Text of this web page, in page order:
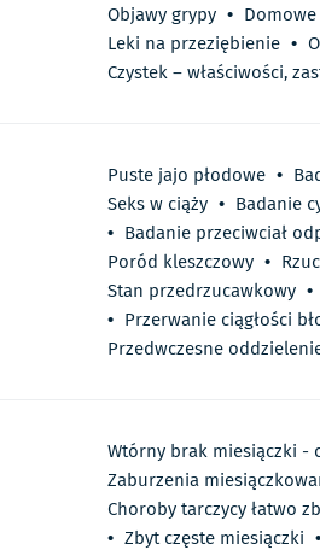
Objawy grypy •
Leki na przeziębienie •
Czystek – właściwości,
Puste jajo płodowe •
Seks w ciąży • Badanie
• Badanie przeciwciał
Poród kleszczowy •
Stan przedrzucawkowy •
• Przerwanie ciągłości
Przedwczesne
Wtórny brak miesiączki -
Zaburzenia
Choroby tarczycy łatwo
• Zbyt częste miesiączki •